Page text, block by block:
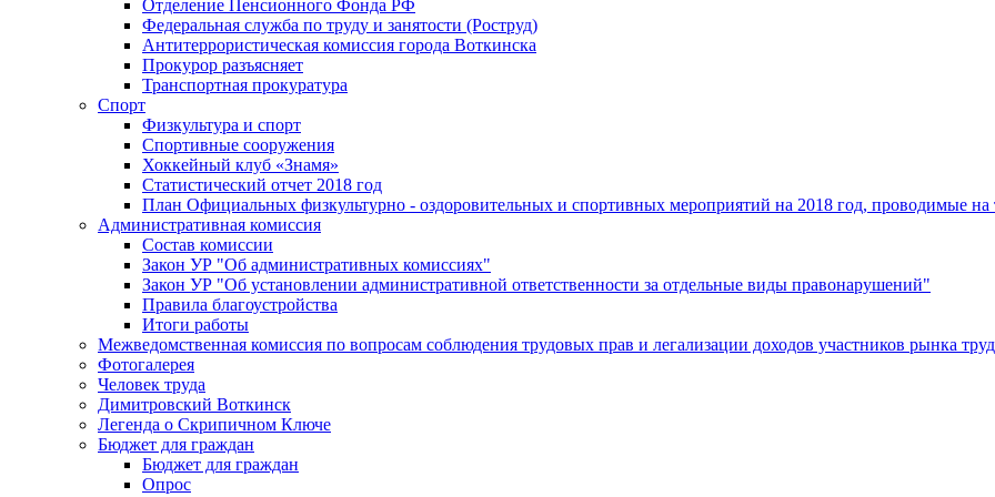
Отделение Пенсионного Фонда РФ
Федеральная служба по труду и занятости (Роструд)
Антитеррористическая комиссия города Воткинска
Прокурор разъясняет
Транспортная прокуратура
Спорт
Физкультура и спорт
Спортивные сооружения
Хоккейный клуб «Знамя»
Статистический отчет 2018 год
План Официальных физкультурно - оздоровительных и спортивных мероприятий на 2018 год, проводимые
Административная комиссия
Состав комиссии
Закон УР "Об административных комиссиях"
Закон УР "Об установлении административной ответственности за отдельные виды правонарушений"
Правила благоустройства
Итоги работы
Межведомственная комиссия по вопросам соблюдения трудовых прав и легализации доходов участников рынка
Фотогалерея
Человек труда
Димитровский Воткинск
Легенда о Скрипичном Ключе
Бюджет для граждан
Бюджет для граждан
Опрос